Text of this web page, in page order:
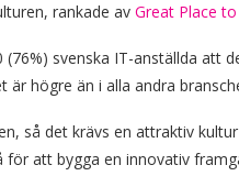
rankade av Great Place
svenska IT-anställda att
högre än i alla andra
så det krävs en attraktiv
att bygga en innovativ